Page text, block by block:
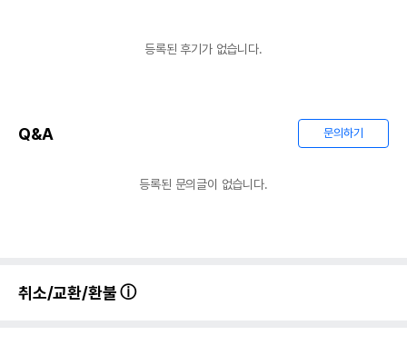
등록된 후기가 없습니다.
Q&A 문의하기
등록된 문의글이 없습니다.
취소/교환/환불